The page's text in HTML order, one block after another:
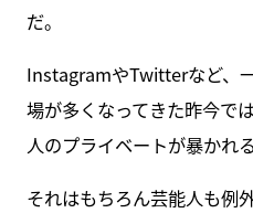
だ。
InstagramやTwitterなど、
場が多くなってきた昨今で
人のプライベートが暴かれ
それはもちろん芸能人も例